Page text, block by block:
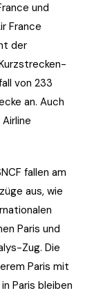
und
France
der
von 233
an. Auch
fallen am
aus, wie
Paris und
Zug. Die
Paris mit
Paris bleiben